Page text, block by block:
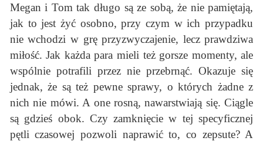
Megan i Tom tak długo są ze sobą, że nie pamiętają,
jak to jest żyć osobno, przy czym w ich przypadku
nie wchodzi w grę przyzwyczajenie, lecz prawdziwa
miłość. Jak każda para mieli też gorsze momenty, ale
wspólnie potrafili przez nie przebrnąć. Okazuje się
jednak, że są też pewne sprawy, o których żadne z
nich nie mówi. A one rosną, nawarstwiają się. Ciągle
są gdzieś obok. Czy zamknięcie w tej specyficznej
pętli czasowej pozwoli naprawić to, co zepsute? A